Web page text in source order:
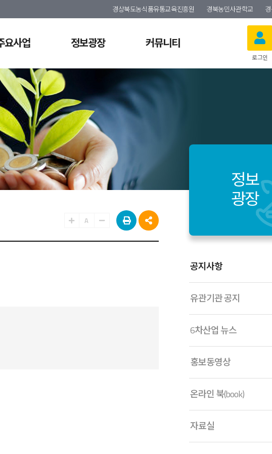
경상북도농식품유통교육진흥원 경북농민사관학교
요사업 정보광장 커뮤니티
로그인
정보
광장
공지사항
유관기관 공지
6차산업 뉴스
홍보동영상
온라인 북(book)
자료실
A